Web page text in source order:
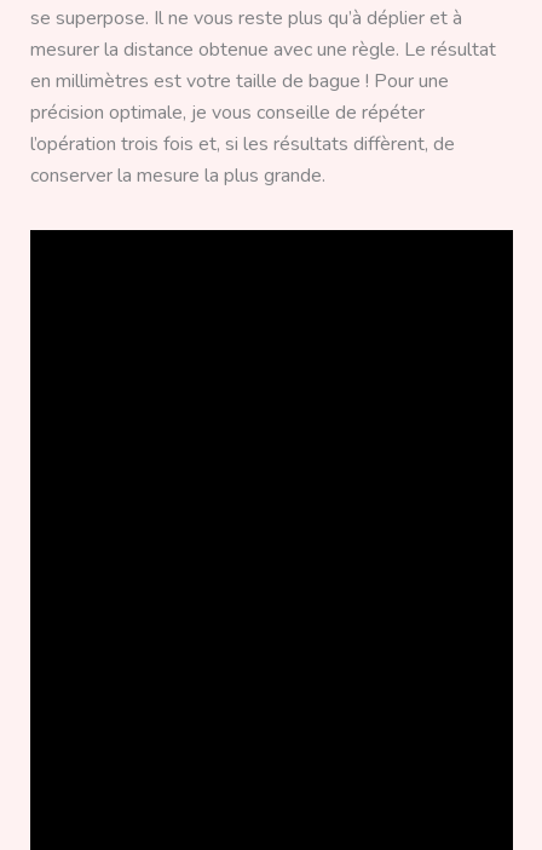
se superpose. Il ne vous reste plus qu’à déplier et à
mesurer la distance obtenue avec une règle. Le résultat
en millimètres est votre taille de bague ! Pour une
précision optimale, je vous conseille de répéter
l’opération trois fois et, si les résultats diffèrent, de
conserver la mesure la plus grande.